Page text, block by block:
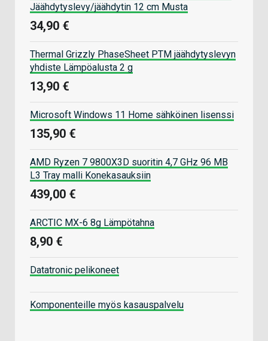
Jäähdytyslevy/jäähdytin 12 cm Musta
34,90 €
Thermal Grizzly PhaseSheet PTM jäähdytyslevyn
yhdiste Lämpöalusta 2 g
13,90 €
Microsoft Windows 11 Home sähköinen lisenssi
135,90 €
AMD Ryzen 7 9800X3D suoritin 4,7 GHz 96 MB
L3 Tray malli Konekasauksiin
439,00 €
ARCTIC MX-6 8g Lämpötahna
8,90 €
Datatronic pelikoneet
Komponenteille myös kasauspalvelu